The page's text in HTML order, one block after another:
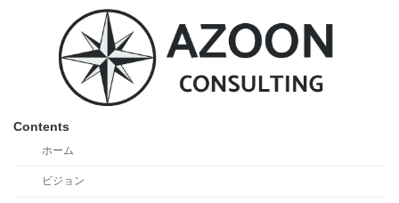
Contents
ホーム
ビジョン